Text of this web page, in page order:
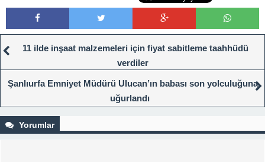
11 ilde inşaat malzemeleri için fiyat sabitleme taahhüdü
verdiler
Şanlıurfa Emniyet Müdürü Ulucan’ın babası son yolculuğuna
uğurlandı
Yorumlar